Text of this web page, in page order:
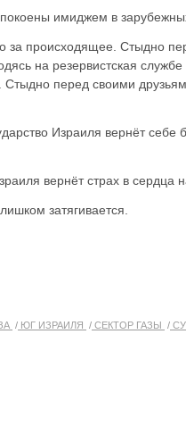
имиджем в
происходящее. Стыдно
на резервистская
Стыдно перед своими
Израиля вернёт себе
вернёт страх в сердца
затягивается.
ЮГ ИЗРАИЛЯ СЕКТОР ГАЗЫ